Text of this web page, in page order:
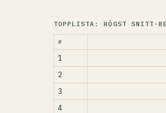
TOPPLISTA: HÖGST SNITT-
#
1
2
3
4